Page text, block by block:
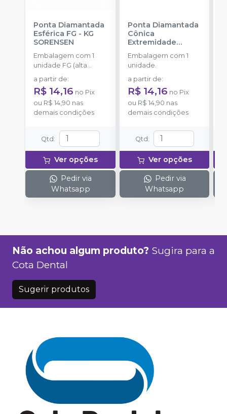
Ponta Diamantada
Esférica FG - KG
SORENSEN
Embalagem com 1
unidade FG (alta
rotação).
a partir de:
R$ 14,16 no Pix
ou R$ 14,90 nas
demais condições
Qtd :
Ver opções
Pedir via
Whatsapp
Ponta Diamantada
Cônica
Extremidade
Arredondada FG
KG SORENSEN
Embalagem com 1
unidade.
a partir de:
R$ 14,16 no Pix
ou R$ 14,90 nas
demais condições
Qtd :
Ver opções
Pedir via
Whatsapp
Não achou algum produto? Sugira para a
Cota Dental
Sugerir produtos